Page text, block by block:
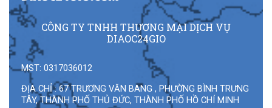
CÔNG TY TNHH THƯƠNG MẠI DỊCH VỤ
DIAOC24GIO
MST: 0317036012
ĐỊA CHỈ : 67 TRƯƠNG VĂN BANG , PHƯỜNG BÌNH TRƯNG
TÂY, THÀNH PHỐ THỦ ĐỨC, THÀNH PHỐ HỒ CHÍ MINH